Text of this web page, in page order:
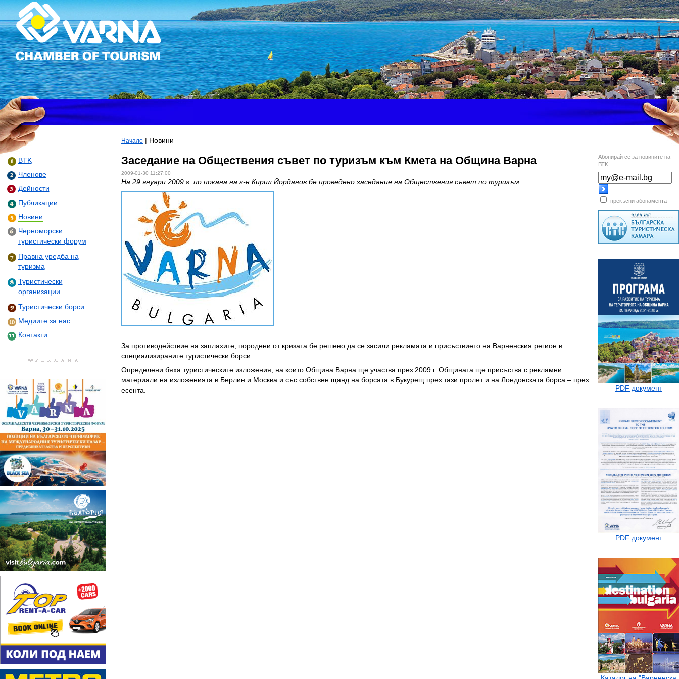
BTK
Членове
Дейности
Публикации
Новини
Черноморски
туристически форум
Правна уредба на
туризма
Туристически
организации
Туристически борси
Медиите за нас
Контакти
Абонирай се за новините на
ВТК
прекъсни абонамента
PDF документ
PDF документ
Начало | Новини
Заседание на Обществения съвет по туризъм към Кмета на Община Варна
2009-01-30 11:27:00
На 29 януари 2009 г. по покана на г-н Кирил Йорданов бе проведено заседание на Обществения съвет по туризъм.
За противодействие на заплахите, породени от кризата бе решено да се засили рекламата и присъствието на Варненския регион в
специализираните туристически борси.
Определени бяха туристическите изложения, на които Община Варна ще участва през 2009 г. Общината ще присъства с рекламни
материали на изложенията в Берлин и Москва и със собствен щанд на борсата в Букурещ през тази пролет и на Лондонската борса – през
есента.